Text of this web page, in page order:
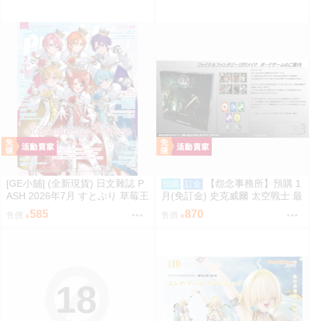
[GE小舖] (全新現貨) 日文雜誌 P
ASH 2026年7月 すとぷり 草莓王
子 魔法帽的工作室
售價 585
預購 訂金
【怨念事務所】預購 1
月(免訂金) 史克威爾 太空戰士 最
終幻想 FF7 重生 桌遊 魔晶石獵
人 再販 0821
售價 870
18